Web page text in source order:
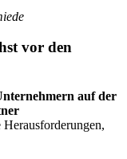
vor den
auf der
Herausforderungen,